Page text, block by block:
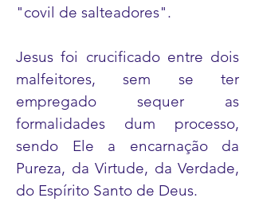
"covil de salteadores".
Jesus foi crucificado entre dois
malfeitores, sem se ter
empregado sequer as
formalidades dum processo,
sendo Ele a encarnação da
Pureza, da Virtude, da Verdade,
do Espírito Santo de Deus.